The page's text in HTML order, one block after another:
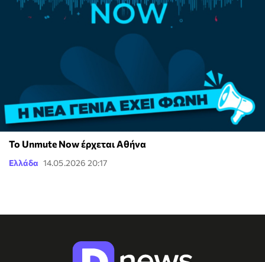
Το Unmute Now έρχεται Αθήνα
Ελλάδα 14.05.2026 20:17